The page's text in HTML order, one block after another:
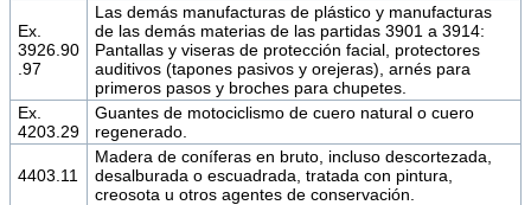
Ex.
3926.90
.97
Las demás manufacturas de plástico y manufacturas
de las demás materias de las partidas 3901 a 3914:
Pantallas y viseras de protección facial, protectores
auditivos (tapones pasivos y orejeras), arnés para
primeros pasos y broches para chupetes.
Ex.
4203.29
Guantes de motociclismo de cuero natural o cuero
regenerado.
4403.11
Madera de coníferas en bruto, incluso descortezada,
desalburada o escuadrada, tratada con pintura,
creosota u otros agentes de conservación.